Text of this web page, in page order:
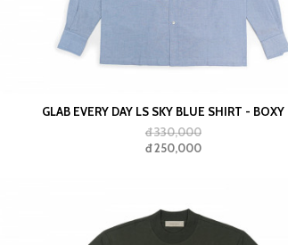
GLAB EVERY DAY LS SKY BLUE SHIRT - BOXY
đ 330,000
đ 250,000